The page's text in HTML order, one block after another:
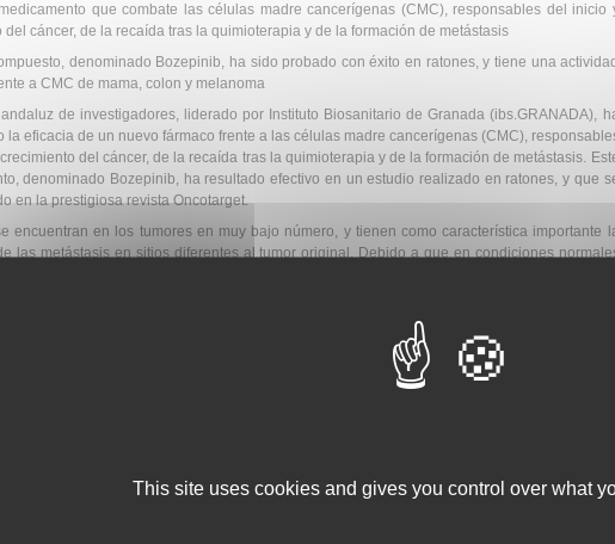
que combate las células madre cancerígenas (CMC), responsables del inicio
del cáncer, de la recaída tras la quimioterapia y de la formación de metástasis
denominado Bozepinib, ha sido probado con éxito en ratones, y tiene una actividad
a CMC de mama, colon y melanoma
de investigadores, liderado por Instituto Biosanitario de Granada (ibs.GRANADA),
la eficacia de un nuevo fármaco frente a las células madre cancerígenas (CMC),
del cáncer, de la recaída tras la quimioterapia y de la formación de metástasis.
denominado Bozepinib, ha resultado efectivo en un estudio realizado en ratones, y que
en la prestigiosa revista Oncotarget.
encuentran en los tumores en muy bajo número, y tienen como característica importante
las metástasis en sitios diferentes al tumor original. Debido a que en condiciones
en estado durmiente (esto es, sin dividirse), la quimioterapia y la radioterapia
actúan sobre las células del tumor más diferenciadas, que se encuentran en división, pero
de destruir estas CMC. De hecho, tras una respuesta inicial al tratamiento, muchos
cáncer tienen recaídas debido a que estas CMC no han sido destruidas.
años, la investigación en la lucha contra el cáncer se ha centrado en la búsqueda de
que se dirijan selectivamente frente a estas CMC, de tal forma que si estas células son
el tumor será destruido en su totalidad y ello dará lugar a la curación de los pacientes.
del grupo de investigación "Terapias avanzadas: diferenciación, regeneración y cáncer",
catedrático de la Facultad de Medicina Juan Antonio Marchal, han colaborado con Joaquín
la Facultad de Farmacia de la UGR, y María Ángel García del Hospital Universitario "Virgen
de Granada, así como con las Universidades de Jaén y Miami (Estados Unidos) para el
fármaco Bozepinib.
This site uses cookies and gives you control over what